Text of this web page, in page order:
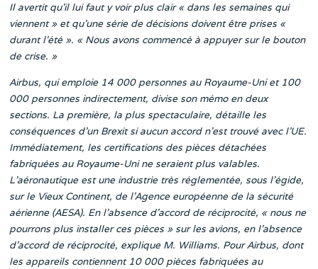
Il avertit qu’il lui faut y voir plus clair « dans les semaines qui
viennent » et qu’une série de décisions doivent être prises «
durant l’été ». « Nous avons commencé à appuyer sur le bouton
de crise. »
Airbus, qui emploie 14 000 personnes au Royaume-Uni et 100
000 personnes indirectement, divise son mémo en deux
sections. La première, la plus spectaculaire, détaille les
conséquences d’un Brexit si aucun accord n’est trouvé avec l’UE.
Immédiatement, les certifications des pièces détachées
fabriquées au Royaume-Uni ne seraient plus valables.
L’aéronautique est une industrie très réglementée, sous l’égide,
sur le Vieux Continent, de l’Agence européenne de la sécurité
aérienne (AESA). En l’absence d’accord de réciprocité, « nous ne
pourrons plus installer ces pièces » sur les avions, en l’absence
d’accord de réciprocité, explique M. Williams. Pour Airbus, dont
les appareils contiennent 10 000 pièces fabriquées au